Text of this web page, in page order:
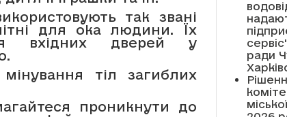
так звані
для ока людини. Їх
вхідних дверей у
тіл загиблих
проникнути до
ради